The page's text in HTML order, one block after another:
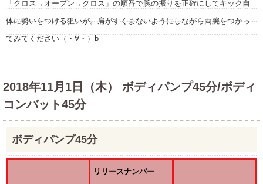
「クロス→オープン→クロス」の順番で腕の振りを正確にしてキック自
体に勢いをつける狙いが。肩がすくまないようにしながら両腕をつかっ
てみてください（・∀・）b
2018年11月1日（木） ボディパンプ45分/ボディ
コンバット45分
ボディパンプ45分
リリースナンバー